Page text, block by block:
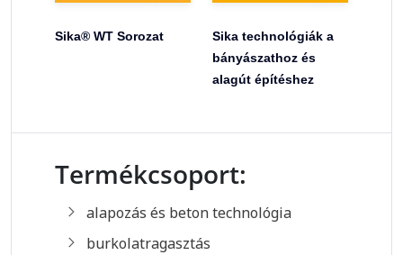
Sika® WT Sorozat
Sika technológiák a
bányászathoz és
alagút építéshez
Termékcsoport:
alapozás és beton technológia
burkolatragasztás